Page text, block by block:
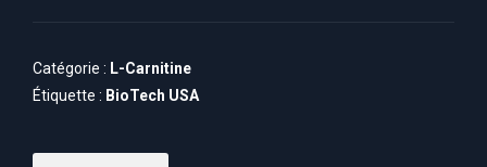
Catégorie : L-Carnitine
Étiquette : BioTech USA